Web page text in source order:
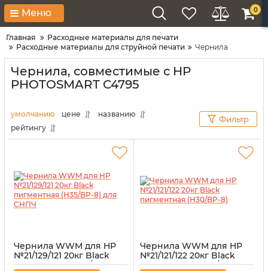
Меню 0
Главная
Расходные материалы для печати
Расходные материалы для струйной печати
Чернила
Чернила, совместимые с HP
PHOTOSMART C4795
умолчанию цене
названию
рейтингу
Фильтр
Чернила WWM для HP
№21/129/121 20кг Black
пигментная (H35/BP-8)
Чернила WWM для HP
№21/121/122 20кг Black
пигментная (H30/BP-8)